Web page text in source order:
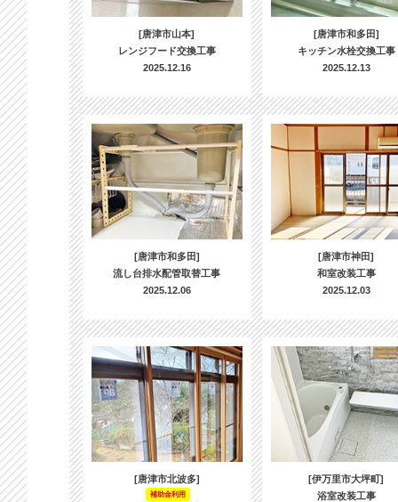
[唐津市山本]
レンジフード交換工事
2025.12.16
[唐津市和多田]
キッチン水栓交換工事
2025.12.13
[唐津市和多田]
流し台排水配管取替工事
2025.12.06
[唐津市神田]
和室改装工事
2025.12.03
[唐津市北波多]
補助金利用
[伊万里市大坪町]
浴室改装工事